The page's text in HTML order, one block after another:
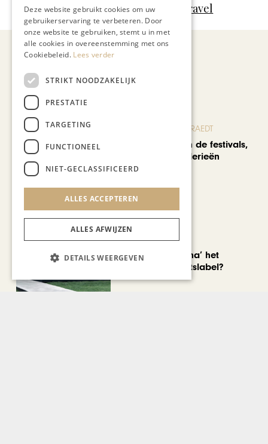
antwerpen ,Lien Verwimp ,Lien's Travel
Recent nieuws
BLOG JO CORTENRAEDT
We verzuipen in de festivals,
feesten en braderieën
AUTOMOTIVE
Is ‘Made in China’ het
nieuwe kwaliteitslabel?
Deze website gebruikt cookies om uw
gebruikerservaring te verbeteren. Door
onze website te gebruiken, stemt u in met
alle cookies in overeenstemming met ons
Cookiebeleid. Lees verder
STRIKT NOODZAKELIJK
PRESTATIE
TARGETING
FUNCTIONEEL
NIET-GECLASSIFICEERD
ALLES ACCEPTEREN
ALLES AFWIJZEN
DETAILS WEERGEVEN